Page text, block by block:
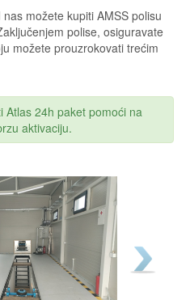
možete kupiti AMSS polisu
polise, osiguravate
možete prouzrokovati trećim
Atlas 24h paket pomoći na
aktivaciju.